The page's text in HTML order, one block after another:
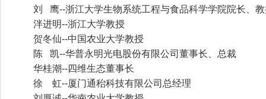
刘 鹰--浙江大学生物系统工程与食品科学学院院长、
泮进明--浙江大学教授
贺冬仙--中国农业大学教授
陈 凯--华普永明光电股份有限公司董事长、总裁
华桂潮--四维生态董事长
徐 虹--厦门通秮科技有限公司总经理